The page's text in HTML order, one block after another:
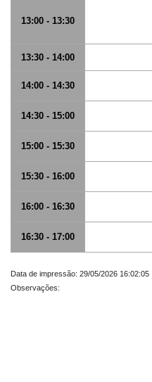
13:00 - 13:30
13:30 - 14:00
14:00 - 14:30
14:30 - 15:00
15:00 - 15:30
15:30 - 16:00
16:00 - 16:30
16:30 - 17:00
Data de impressão: 29/05/2026 16:02:05
Observações: